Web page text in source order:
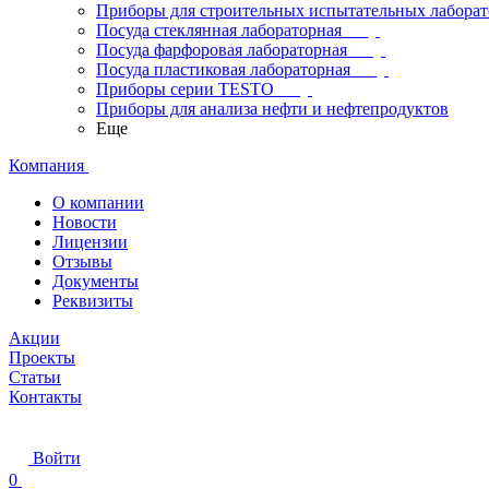
Приборы для строительных испытательных
Посуда стеклянная лабораторная
Посуда фарфоровая лабораторная
Посуда пластиковая лабораторная
Приборы серии TESTO
Приборы для анализа нефти и нефтепродуктов
Еще
Компания
О компании
Новости
Лицензии
Отзывы
Документы
Реквизиты
Акции
Проекты
Статьи
Контакты
Войти
0